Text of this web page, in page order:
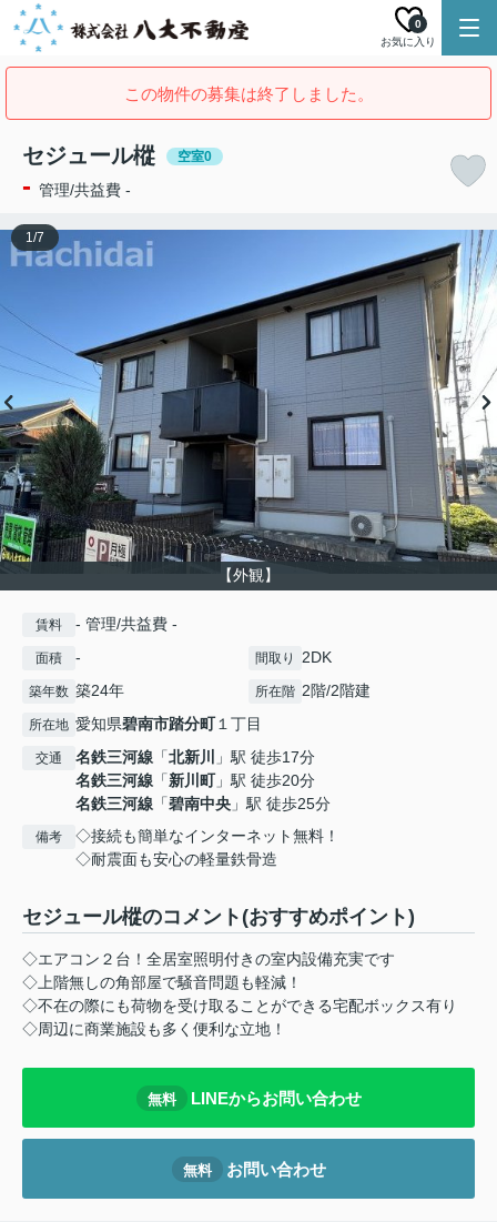
お気に入り
0
この物件の募集は終了しました。
セジュール樅 空室0
- 管理/共益費 -
【外観】
1/7
賃料 - 管理/共益費 -
面積 - 間取り 2DK
築年数 築24年 所在階 2階/2階建
所在地 愛知県碧南市踏分町１丁目
交通 名鉄三河線 「北新川
」駅 徒歩17分
名鉄三河線 「新川町」駅 徒歩20分
名鉄三河線 「碧南中央 」駅 徒歩25分
備考
◇接続も簡単なインターネット無料！
◇耐震面も安心の軽量鉄骨造
セジュール樅のコメント(おすすめポイント)
◇エアコン２台！全居室照明付きの室内設備充実です
◇上階無しの角部屋で騒音問題も軽減！
◇不在の際にも荷物を受け取ることができる宅配ボックス有り
◇周辺に商業施設も多く便利な立地！
無料 LINEからお問い合わせ
無料 お問い合わせ